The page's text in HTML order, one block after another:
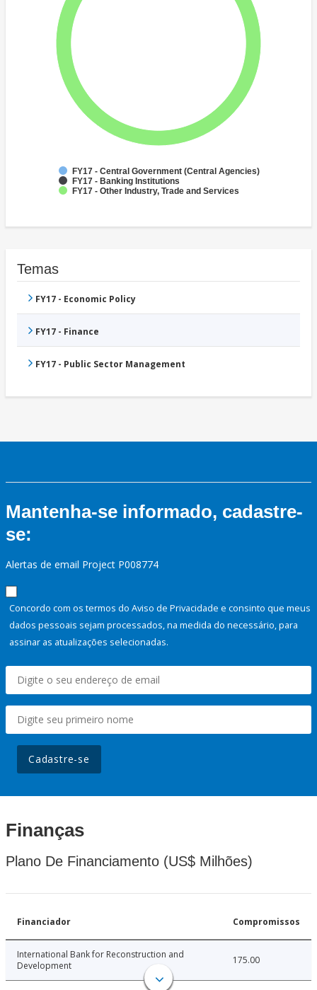
FY17 - Central Government (Central Agencies)
FY17 - Banking Institutions
FY17 - Other Industry, Trade and Services
Temas
FY17 - Economic Policy
FY17 - Finance
FY17 - Public Sector Management
Mantenha-se informado, cadastre-
se:
Alertas de email Project P008774
Concordo com os termos do Aviso de Privacidade e consinto que meus
dados pessoais sejam processados, na medida do necessário, para
assinar as atualizações selecionadas.
Cadastre-se
Finanças
Plano De Financiamento (US$ Milhões)
Financiador Compromissos
International Bank for Reconstruction and
Development
175.00